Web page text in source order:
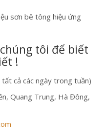
sơn bê tông hiệu ứng
tôi để biết
!
cả các ngày trong tuần)
Quang Trung, Hà Đông,